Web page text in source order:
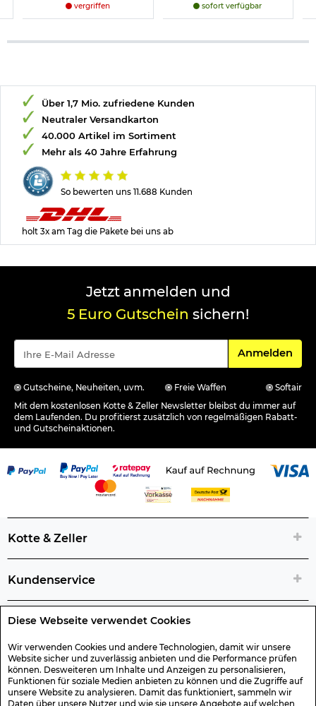
Diese Webseite verwendet Cookies
Wir verwenden Cookies und andere Technologien, damit wir unsere
Website sicher und zuverlässig anbieten und die Performance prüfen
können. Desweiteren um Inhalte und Anzeigen zu personalisieren,
Funktionen für soziale Medien anbieten zu können und die Zugriffe auf
unsere Website zu analysieren. Damit das funktioniert, sammeln wir
Daten über unsere Nutzer und wie sie unsere Angebote auf welchen
vergriffen sofort verfügbar
So bewerten uns 11.688 Kunden
Über 1,7 Mio. zufriedene Kunden
Neutraler Versandkarton
40.000 Artikel im Sortiment
Mehr als 40 Jahre Erfahrung
holt 3x am Tag die Pakete bei uns ab
Jetzt anmelden und
5 Euro Gutschein sichern!
Für den
Anmelden
Gutscheine, Neuheiten, uvm. Freie Waffen
Softair
Mit dem kostenlosen Kotte & Zeller Newsletter bleibst du immer auf
dem Laufenden. Du profitierst zusätzlich von regelmäßigen Rabatt-
und Gutscheinaktionen.
Kotte & Zeller
Kundenservice
Rechtliche Artikelinfos
Geschenk-Gutscheine